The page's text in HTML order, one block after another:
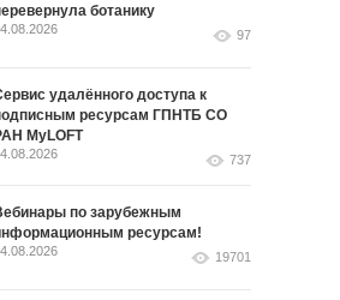
ботанику
97
удалённого доступа к
ресурсам ГПНТБ СО
MyLOFT
737
по зарубежным
ресурсам!
19701